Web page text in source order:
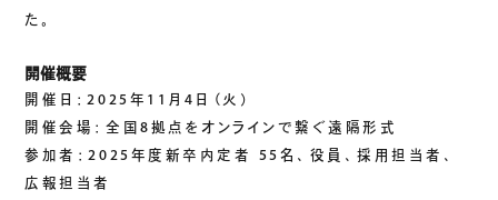
受託開発
生成AIソリューション
た。
開催概要
開催日：2025年11月4日（火）
開催会場：全国8拠点をオンラインで繋ぐ遠隔形式
参加者：2025年度新卒内定者 55名、役員、採用担当者、
広報担当者